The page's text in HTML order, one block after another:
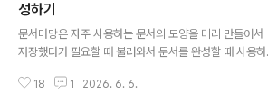
도형박스 에서 직선을 선택한 후 라인을 그립니다. 그린 라
인을 직선으로 유지하고 싶다면 Shift 키를 누른 채 마우스
로 드래그해야 합니다. ▼ 추가한 라인을 선택하고 도형 탭
형 편집과 관련한 메뉴들이 모여 있는 창을 띄웁니다. 기본
성하기
문서마당은 자주 사용하는 문서의 모양을 미리 만들어서
저장했다가 필요할 때 불러와서 문서를 완성할 때 사용하
만들고 저장했다가 문서 작성할 때 이용합니다. 작업 효율
18 1 2026. 6. 6.